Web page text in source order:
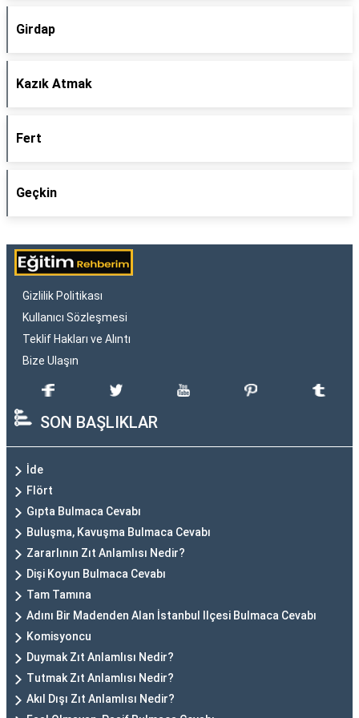
Girdap
Kazık Atmak
Fert
Geçkin
Gizlilik Politikası
Kullanıcı Sözleşmesi
Teklif Hakları ve Alıntı
Bize Ulaşın
SON BAŞLIKLAR
İde
Flört
Gıpta Bulmaca Cevabı
Buluşma, Kavuşma Bulmaca Cevabı
Zararlının Zıt Anlamlısı Nedir?
Dişi Koyun Bulmaca Cevabı
Tam Tamına
Adını Bir Madenden Alan İstanbul Ilçesi Bulmaca Cevabı
Komisyoncu
Duymak Zıt Anlamlısı Nedir?
Tutmak Zıt Anlamlısı Nedir?
Akıl Dışı Zıt Anlamlısı Nedir?